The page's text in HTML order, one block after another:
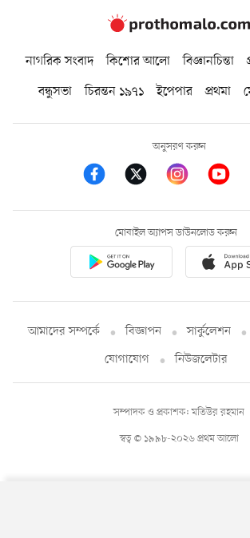
নাগরিক সংবাদ কিশোর আলো বিজ্ঞানচিন্তা
বন্ধুসভা
চিরন্তন ১৯৭১ ইপেপার প্রথমা
অনুসরণ করুন
মোবাইল অ্যাপস ডাউনলোড করুন
আমাদের সম্পর্কে বিজ্ঞাপন সার্কুলেশন
যোগাযোগ
নিউজলেটার
স্বত্ব © ১৯৯৮-২০২৬ প্রথম আলো
সম্পাদক ও প্রকাশক: মতিউর রহমান